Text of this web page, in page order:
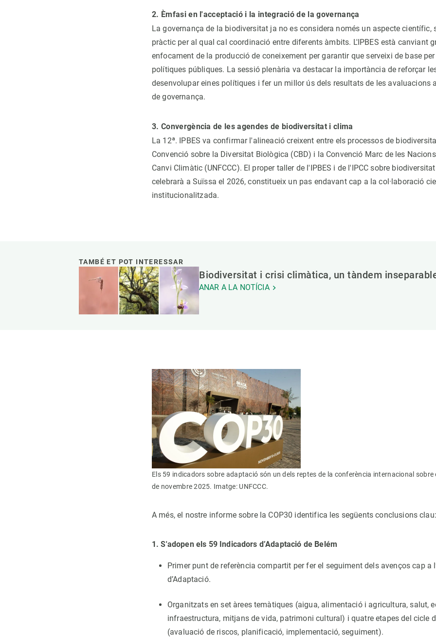
2. Èmfasi en l'acceptació i la integració de la governança
La governança de la biodiversitat ja no es considera només un aspecte científic,
pràctic per al qual cal coordinació entre diferents àmbits. L'IPBES està canviant
enfocament de la producció de coneixement per garantir que serveixi de base
polítiques públiques. La sessió plenària va destacar la importància de reforçar
desenvolupar eines polítiques i fer un millor ús dels resultats de les avaluacions
de governança.
3. Convergència de les agendes de biodiversitat i clima
La 12ª. IPBES va confirmar l'alineació creixent entre els processos de
Convenció sobre la Diversitat Biològica (CBD) i la Convenció Marc de les
Canvi Climàtic (UNFCCC). El proper taller de l'IPBES i de l'IPCC sobre
celebrarà a Suïssa el 2026, constitueix un pas endavant cap a la col·laboració
institucionalitzada.
TAMBÉ ET POT INTERESSAR
Biodiversitat i crisi climàtica, un tàndem
ANAR A LA NOTÍCIA
Els 59 indicadors sobre adaptació són un dels reptes de la conferència internacional sobre
de novembre 2025. Imatge: UNFCCC.
A més, el nostre informe sobre la COP30 identifica les següents conclusions clau:
1. S'adopen els 59 Indicadors d’Adaptació de Belém
Primer punt de referència compartit per fer el seguiment dels avenços cap a
d’Adaptació.
Organitzats en set àrees temàtiques (aigua, alimentació i agricultura, salut,
infraestructura, mitjans de vida, patrimoni cultural) i quatre etapes del cicle
(avaluació de riscos, planificació, implementació, seguiment).